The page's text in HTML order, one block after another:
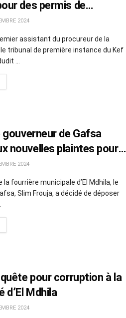
des permis de
2024
assistant du procureur de la
tribunal de première instance du Kef
...
gouverneur de Gafsa
nouvelles plaintes pour
2024
la fourrière municipale d’El Mdhila, le
Slim Frouja, a décidé de déposer
pour corruption à la
d’El Mdhila
2024